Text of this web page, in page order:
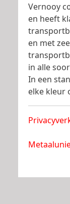
Vernooy
en heeft
en met
in alle
In een
elke kleur